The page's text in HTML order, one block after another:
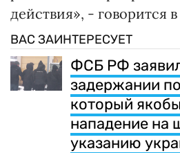
действия», - говорится
ВАС ЗАИНТЕРЕСУЕТ
ФСБ РФ
задержании
который
нападение на
указанию